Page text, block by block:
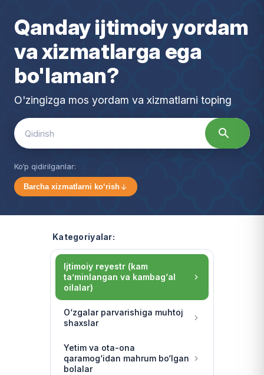
mtiy oz
Qanday ijtimoiy yordam
va xizmatlarga ega
bo'laman?
O'zingizga mos yordam va xizmatlarni toping
Search
for:
Ko‘p qidirilganlar:
Barcha xizmatlarni ko‘rish
Kategoriyalar:
Ijtimoiy reyestr (kam
ta’minlangan va kambag‘al
oilalar)
O‘zgalar parvarishiga muhtoj
shaxslar
Yetim va ota-ona
qaramog‘idan mahrum bo‘lgan
bolalar